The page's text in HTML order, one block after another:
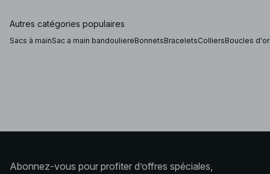
Autres catégories populaires
Sacs à mainSac a main bandouliereBonnetsBraceletsColliersBoucles
Abonnez-vous pour profiter d’offres spéciales,